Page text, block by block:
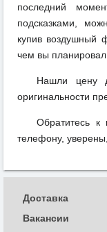
последний
подсказками,
купив воздушный
чем вы
Нашли цену
оригинальности
Обратитесь
телефону,
Доставка
Вакансии